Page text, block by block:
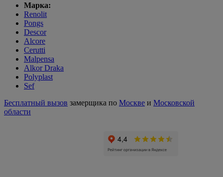
Марка:
Renolit
Pongs
Descor
Alcore
Cerutti
Malpensa
Alkor Draka
Polyplast
Sef
Бесплатный вызов замерщика по Москве и Московской
области